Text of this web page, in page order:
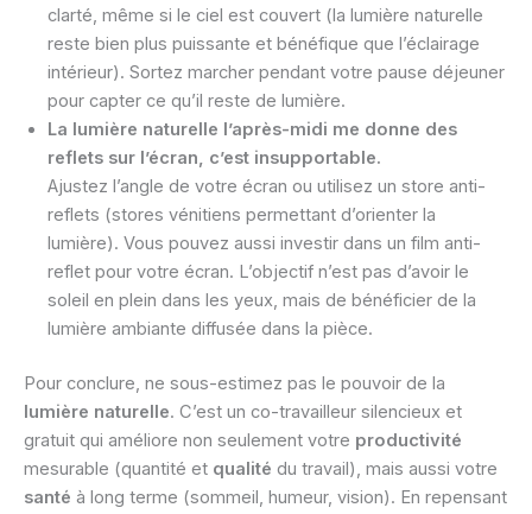
clarté, même si le ciel est couvert (la lumière naturelle
reste bien plus puissante et bénéfique que l’éclairage
intérieur). Sortez marcher pendant votre pause déjeuner
pour capter ce qu’il reste de lumière.
La lumière naturelle l’après-midi me donne des
reflets sur l’écran, c’est insupportable.
Ajustez l’angle de votre écran ou utilisez un store anti-
reflets (stores vénitiens permettant d’orienter la
lumière). Vous pouvez aussi investir dans un film anti-
reflet pour votre écran. L’objectif n’est pas d’avoir le
soleil en plein dans les yeux, mais de bénéficier de la
lumière ambiante diffusée dans la pièce.
Pour conclure, ne sous-estimez pas le pouvoir de la
lumière naturelle. C’est un co-travailleur silencieux et
gratuit qui améliore non seulement votre productivité
mesurable (quantité et qualité du travail), mais aussi votre
santé à long terme (sommeil, humeur, vision). En repensant